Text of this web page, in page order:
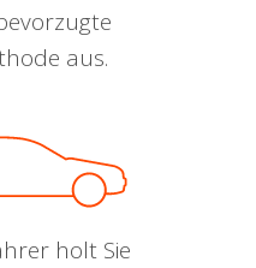
aus.
holt Sie